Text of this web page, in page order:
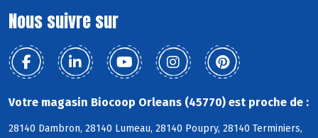
Nous suivre sur
Votre magasin Biocoop Orleans (45770) est proche de :
28140 Dambron, 28140 Lumeau, 28140 Poupry, 28140 Terminiers,